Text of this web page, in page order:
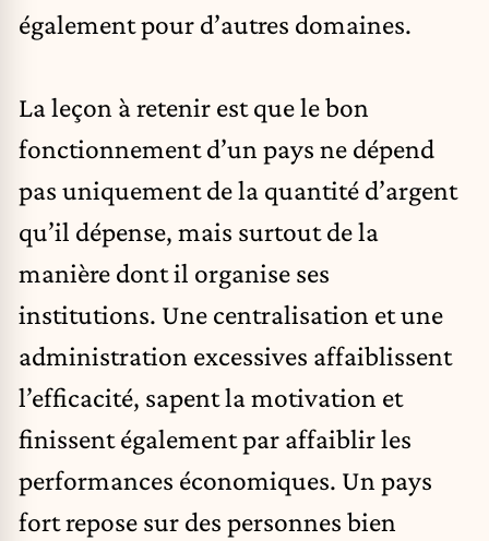
également pour d’autres domaines.
La leçon à retenir est que le bon
fonctionnement d’un pays ne dépend
pas uniquement de la quantité d’argent
qu’il dépense, mais surtout de la
manière dont il organise ses
institutions. Une centralisation et une
administration excessives affaiblissent
l’efficacité, sapent la motivation et
finissent également par affaiblir les
performances économiques. Un pays
fort repose sur des personnes bien